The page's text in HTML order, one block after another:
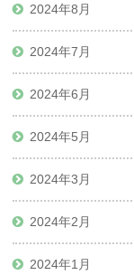
2024年8月
2024年7月
2024年6月
2024年5月
2024年3月
2024年2月
2024年1月